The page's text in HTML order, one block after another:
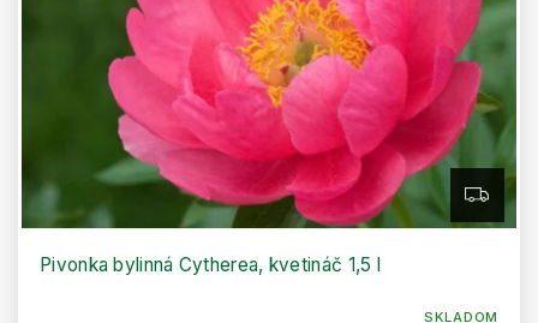
Z
D
Pivonka bylinná Cytherea, kvetináč 1,5 l
SKLADOM